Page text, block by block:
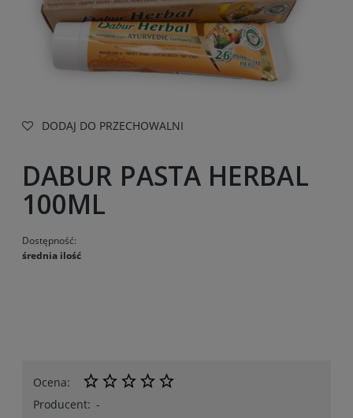
DODAJ DO PRZECHOWALNI
DABUR PASTA HERBAL
100ML
Dostępność:
średnia ilość
Ocena:
Producent: -